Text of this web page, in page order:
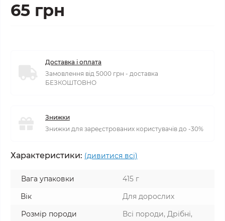
65 грн
Доставка і оплата
Замовлення від 5000 грн - доставка
БЕЗКОШТОВНО
Знижки
Знижки для зареєстрованих користувачів до -30%
Характеристики: (дивитися всі)
Вага упаковки
415 г
Вік
Для дорослих
Розмір породи
Всі породи, Дрібні,